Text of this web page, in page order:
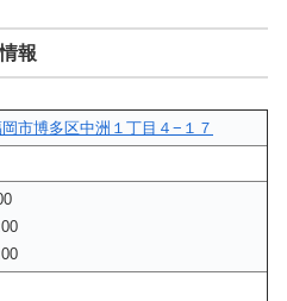
報
市博多区中洲１丁目４−１７